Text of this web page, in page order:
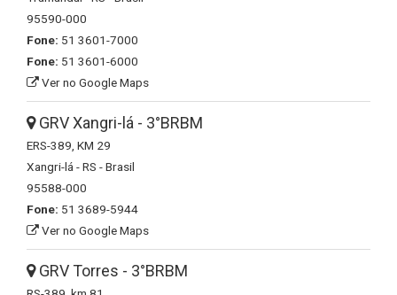
95590-000
Fone: 51 3601-7000
Fone: 51 3601-6000
Ver no Google Maps
GRV Xangri-lá - 3°BRBM
ERS-389, KM 29
Xangri-lá - RS - Brasil
95588-000
Fone: 51 3689-5944
Ver no Google Maps
GRV Torres - 3°BRBM